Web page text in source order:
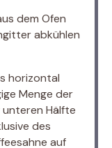
dem Ofen
abkühlen
horizontal
Menge der
Hälfte
des
auf